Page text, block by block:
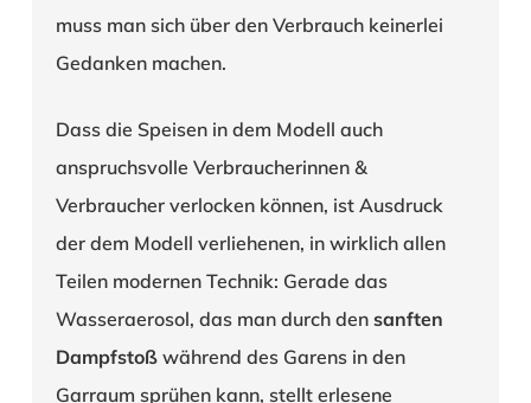
muss man sich über den Verbrauch keinerlei
Gedanken machen.
Dass die Speisen in dem Modell auch
anspruchsvolle Verbraucherinnen &
Verbraucher verlocken können, ist Ausdruck
der dem Modell verliehenen, in wirklich allen
Teilen modernen Technik: Gerade das
Wasseraerosol, das man durch den sanften
Dampfstoßwährend des Garens in den
Garraum sprühen kann, stellt erlesene